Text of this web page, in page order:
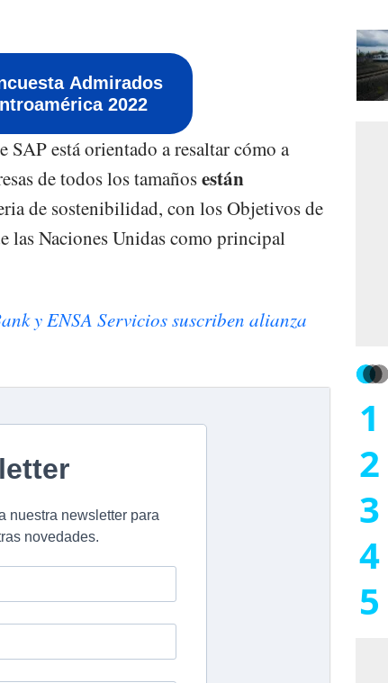
Admirados
2022
está orientado a resaltar cómo a
de todos los tamañosestán
de sostenibilidad, con los Objetivos de
las Naciones Unidas como principal
y ENSA Servicios suscriben alianza
1
2
3
4
5